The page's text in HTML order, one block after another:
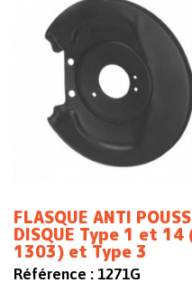
FLASQUE ANTI
DISQUE Type 1 et
1303) et Type 3
Référence : 1271G